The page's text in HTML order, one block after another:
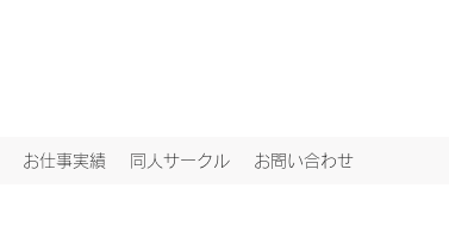
お仕事実績 同人サークル お問い合わせ